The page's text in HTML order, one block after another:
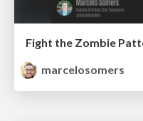
marcelosomers